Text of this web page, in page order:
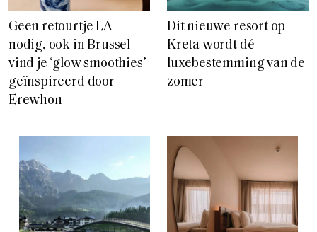
Geen retourtje LA
nodig, ook in Brussel
vind je ‘glow smoothies’
geïnspireerd door
Erewhon
Dit nieuwe resort op
Kreta wordt dé
luxebestemming van de
zomer